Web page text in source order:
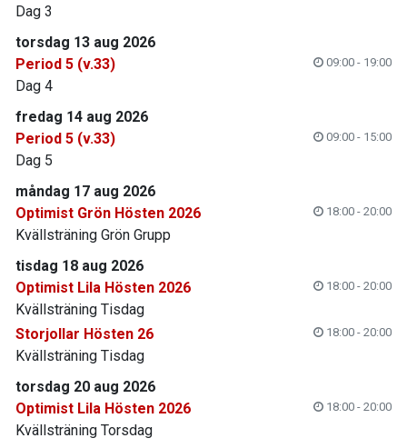
Dag 3
torsdag 13 aug 2026
Period 5 (v.33)
09:00 - 19:00
Dag 4
fredag 14 aug 2026
Period 5 (v.33)
09:00 - 15:00
Dag 5
måndag 17 aug 2026
Optimist Grön Hösten 2026
18:00 - 20:00
Kvällsträning Grön Grupp
tisdag 18 aug 2026
Optimist Lila Hösten 2026
18:00 - 20:00
Kvällsträning Tisdag
Storjollar Hösten 26
18:00 - 20:00
Kvällsträning Tisdag
torsdag 20 aug 2026
Optimist Lila Hösten 2026
18:00 - 20:00
Kvällsträning Torsdag